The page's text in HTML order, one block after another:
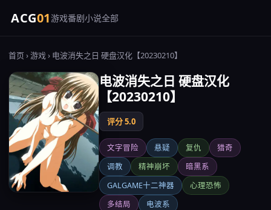
ACG01游戏番剧小说全部
首页 ›游戏› 电波消失之日 硬盘汉化【20230210】
电波消失之日 硬盘汉化
【20230210】
评分 5.0
文字冒险 悬疑 复仇
猎奇
调教
精神崩坏
暗黑系
GALGAME十二神器
心理恐怖
多结局
电波系